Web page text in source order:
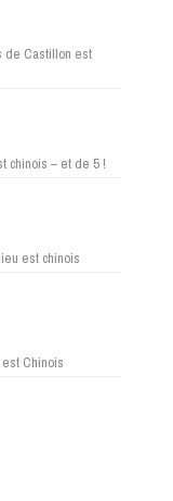
de Castillon est
chinois – et de 5 !
est chinois
Chinois